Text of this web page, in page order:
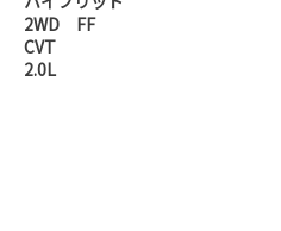
2WD FF
CVT
2.0L